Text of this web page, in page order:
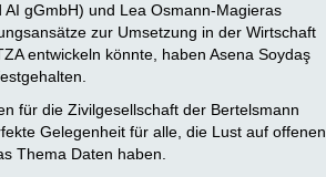
gGmbH) und Lea Osmann-Magieras
zur Umsetzung in der Wirtschaft
entwickeln könnte, haben Asena Soydaş
für die Zivilgesellschaft der Bertelsmann
Gelegenheit für alle, die Lust auf offenen
Thema Daten haben.